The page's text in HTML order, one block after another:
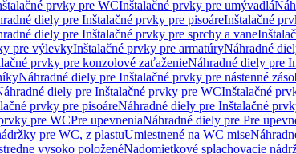
prvky pre WCInštalačné prvky pre umývadlá
diely pre Inštalačné prvky pre pisoáreInštalačné
diely pre Inštalačné prvky pre sprchy a vane
pre výlevkyInštalačné prvky pre armatúryNáhradné
prvky pre konzolové zaťaženieNáhradné diely pre
Náhradné diely pre Inštalačné prvky pre nástenné
diely pre Inštalačné prvky pre WCInštalačné
prvky pre pisoáreNáhradné diely pre Inštalačné
pre WCPre upevneniaNáhradné diely pre Pre
pre WC, z plastuUmiestnené na WC mise
vysoko položenéNadomietkové splachovacie